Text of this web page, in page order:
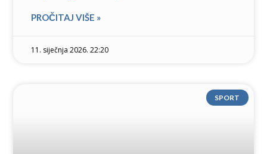
PROČITAJ VIŠE »
11. siječnja 2026. 22:20
SPORT